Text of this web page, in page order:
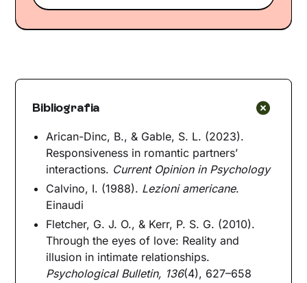
Bibliografia
Arican-Dinc, B., & Gable, S. L. (2023).
Responsiveness in romantic partners’
interactions. Current Opinion in Psychology
Calvino, I. (1988). Lezioni americane.
Einaudi
Fletcher, G. J. O., & Kerr, P. S. G. (2010).
Through the eyes of love: Reality and
illusion in intimate relationships.
Psychological Bulletin, 136(4), 627–658